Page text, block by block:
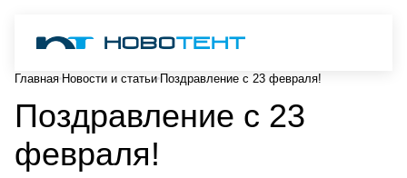
Главная Новости и статьи Поздравление с 23 февраля!
Поздравление с 23
февраля!